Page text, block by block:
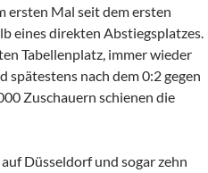
ersten Mal seit dem ersten
eines direkten Abstiegsplatzes.
Tabellenplatz, immer wieder
spätestens nach dem 0:2 gegen
Zuschauern schienen die
Düsseldorf und sogar zehn